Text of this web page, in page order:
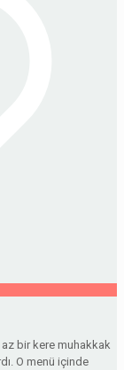
bir kere muhakkak
O menü içinde